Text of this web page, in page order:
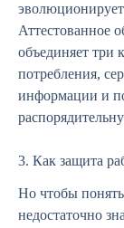
эволюционирует
Аттестованное
объединяет три
потребления,
информации и
3. Как защита
Но чтобы понять
недостаточно